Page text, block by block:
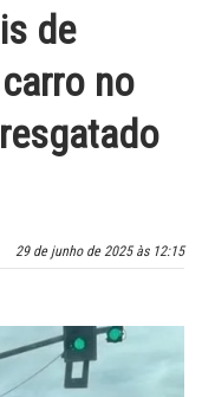
de
no
29 de junho de 2025 às 12:15